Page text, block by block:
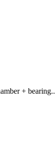
+ bearing..